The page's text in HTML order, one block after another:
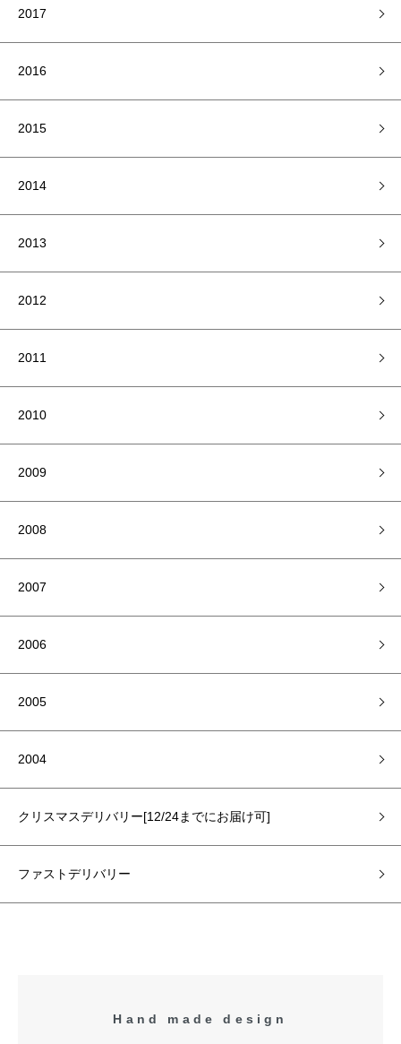
2017
2016
2015
2014
2013
2012
2011
2010
2009
2008
2007
2006
2005
2004
クリスマスデリバリー[12/24までにお届け可]
ファストデリバリー
Hand made design